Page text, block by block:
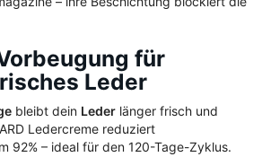
für
Leder
bleibt dein Leder länger frisch und
Ledercreme reduziert
92% – ideal für den 120-Tage-Zyklus.